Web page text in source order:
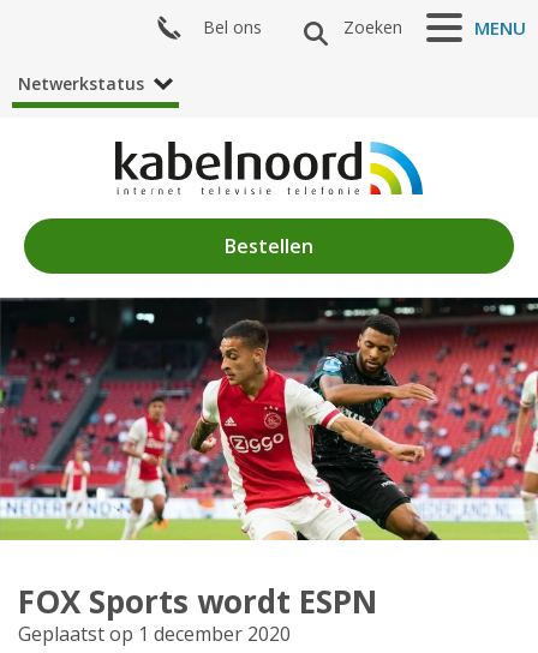
Nieuws
Algemeen
Acties
Zenderaanbod
Klantenservice
Bestellen
MENU
Zoeken
Bel ons
Netwerkstatus
FOX Sports wordt ESPN
Geplaatst op 1 december 2020